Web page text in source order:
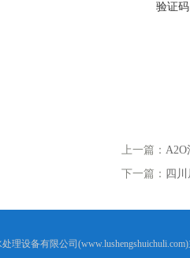
验证码
上一篇： A2O
下一篇： 四
理设备有限公司(www.lushengshuichuli.com)